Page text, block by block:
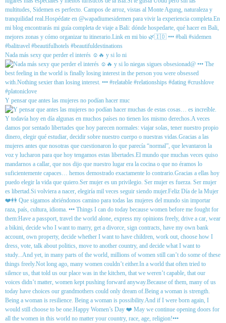
Nada más sexy que perder el interés ☺️🔥 y si lo ni
Y pensar que antes las mujeres no podían hacer muc